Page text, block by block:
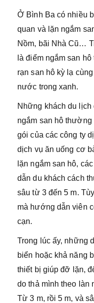
Ở Bình Ba có nhiều
quan và lặn ngắm
Nồm, bãi Nhà Cũ…
là điểm ngắm san
rạn san hô kỳ lạ
nước trong xanh.
Những khách du
ngắm san hô thường
gói của các công ty
dịch vụ ăn uống cơ
lặn ngắm san hô,
dẫn du khách cách
sâu từ 3 đến 5 m.
mà hướng dẫn viên
cạn.
Trong lúc ấy, những
biển hoặc khả năng
thiết bị giúp đỡ lặn,
do thả mình theo làn
Từ 3 m, rồi 5 m, và